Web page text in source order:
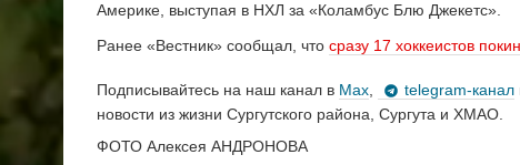
Америке, выступая в НХЛ за «Коламбус Блю Джекетс».
Ранее «Вестник» сообщал, что сразу 17 хоккеистов
Подписывайтесь на наш канал в Max telegram-канал
новости из жизни Сургутского района, Сургута и ХМАО.
ФОТО Алексея АНДРОНОВА